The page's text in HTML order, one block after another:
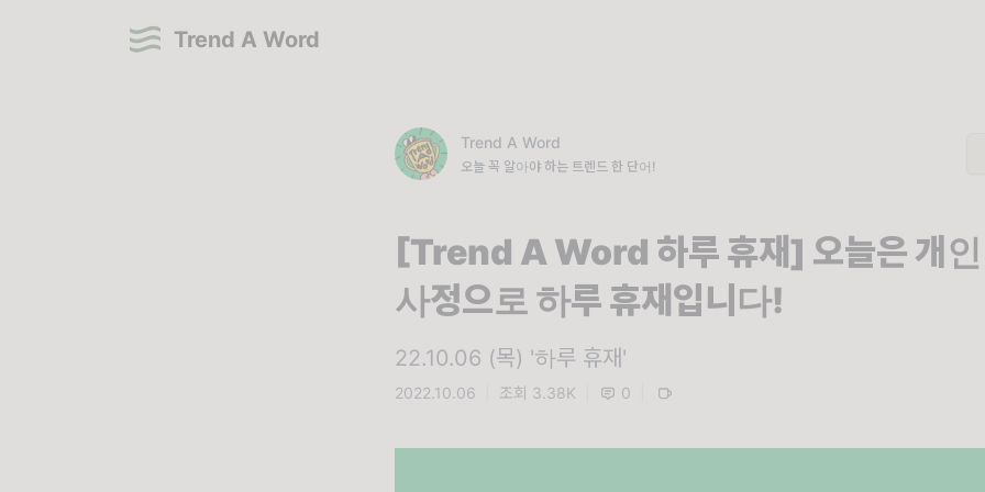
Trend A Word
Trend A Word
오늘 꼭 알아야 하는 트렌드 한 단어!
[Trend A Word 하루 휴재] 오늘은 개인
사정으로 하루 휴재입니다!
22.10.06 (목) '하루 휴재'
2022.10.06 조회 3.38K 0